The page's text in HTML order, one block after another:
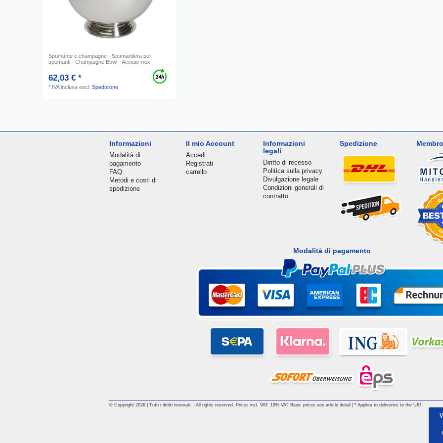
Spumante e champagne - Spumantiera per
spumanti - Champagne Bowl - Acciaio inox
62,03 € *
* IVA inclusa escl.Spedizione
Informazioni
Modalità di
pagamento
FAQ
Metodi e costi di
spedizione
Il mio Account
Accedi
Registrati
carrello
Informazioni
legali
Diritto di recesso
Politica sulla privacy
Divulgazione legale
Condizioni generali di
contratto
Spedizione
Modalità di pagamento
© Copyright 2026 | Tutti i diritti riservati. - All rights reserved. Prices incl. VAT. 19% VAT Basic prices see article detail | * Applies to deliveries to the UK!